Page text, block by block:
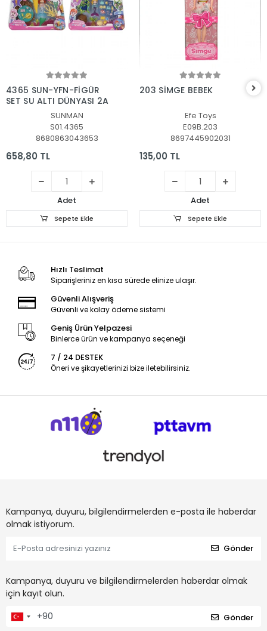
Sepete Ekle
4365 SUN-YFN-FİGÜR
SET SU ALTI DÜNYASI 2A
SUNMAN
S01.4365
8680863043653
658,80 TL
Adet
Sepete Ekle
203 SİMGE BEBEK
Efe Toys
E09B.203
8697445902031
135,00 TL
Adet
Sepete Ekle
Hızlı Teslimat
Siparişleriniz en kısa sürede elinize ulaşır.
Güvenli Alışveriş
Güvenli ve kolay ödeme sistemi
Geniş Ürün Yelpazesi
Binlerce ürün ve kampanya seçeneği
7 / 24 DESTEK
Öneri ve şikayetlerinizi bize iletebilirsiniz.
Kampanya, duyuru, bilgilendirmelerden e-posta ile haberdar
olmak istiyorum.
Gönder
Kampanya, duyuru ve bilgilendirmelerden haberdar olmak
için kayıt olun.
Gönder